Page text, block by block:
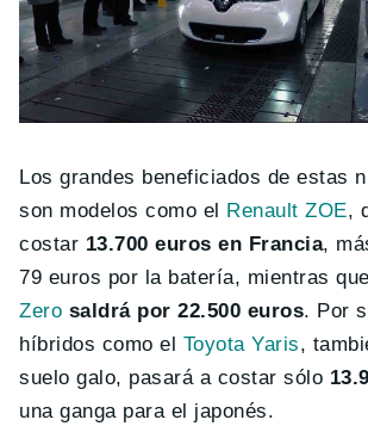
Los grandes beneficiados de estas
son modelos como el Renault ZOE,
costar 13.700 euros en Francia,
79 euros por la batería, mientras
Zero saldrá por 22.500 euros. Por
híbridos como el Toyota Yaris,
suelo galo, pasará a costar sólo
una ganga para el japonés.